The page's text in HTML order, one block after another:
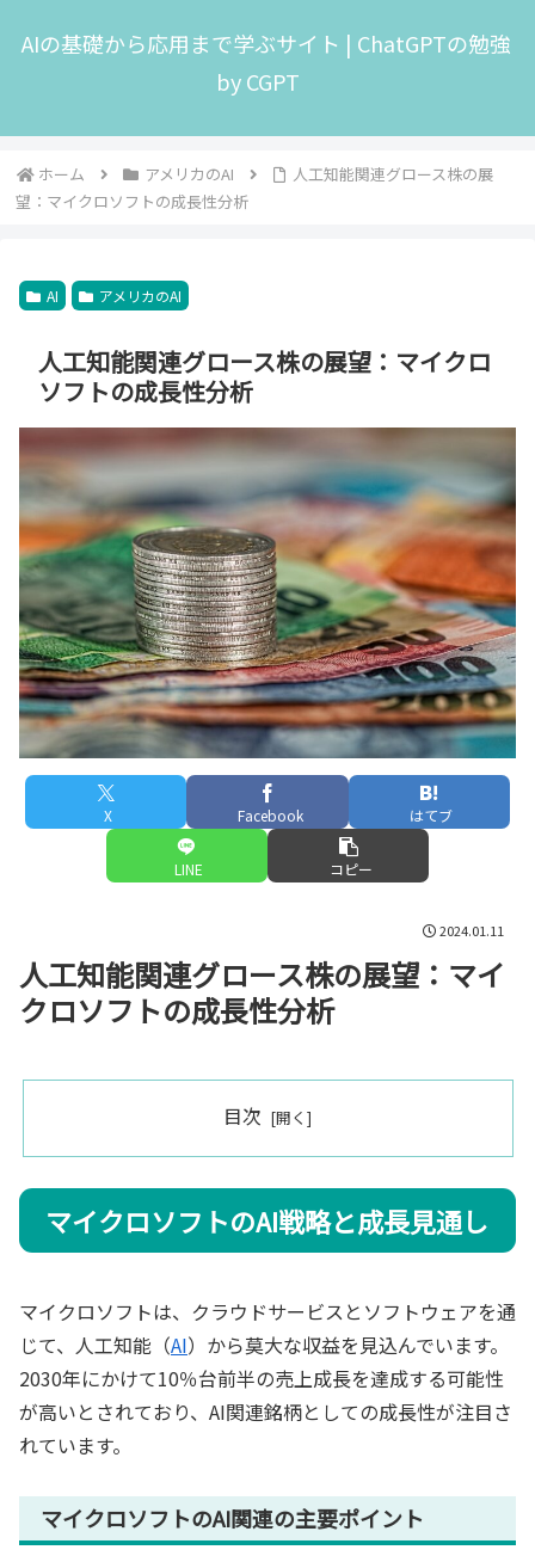
AIの基礎から応用まで学ぶサイト | ChatGPTの勉強
by CGPT
ホーム アメリカのAI
人工知能関連グロース株の展
望：マイクロソフトの成長性分析
AI アメリカのAI
人工知能関連グロース株の展望：マイクロ
ソフトの成長性分析
X Facebook はてブ
LINE コピー
2024.01.11
人工知能関連グロース株の展望：マイ
クロソフトの成長性分析
目次
マイクロソフトのAI戦略と成長見通し
マイクロソフトは、クラウドサービスとソフトウェアを通
じて、人工知能（AI）から莫大な収益を見込んでいます。
2030年にかけて10％台前半の売上成長を達成する可能性
が高いとされており、AI関連銘柄としての成長性が注目さ
れています。
マイクロソフトのAI関連の主要ポイント